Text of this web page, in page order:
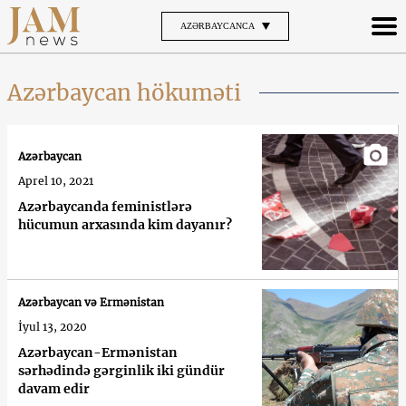
AZƏRBAYCANCA
Azərbaycan hökuməti
Azərbaycanda feministlərə
hücumun arxasında kim dayanır?
Azərbaycan
Aprel 10, 2021
Azərbaycan-Ermənistan
sərhədində gərginlik iki gündür
davam edir
Azərbaycan və Ermənistan
İyul 13, 2020